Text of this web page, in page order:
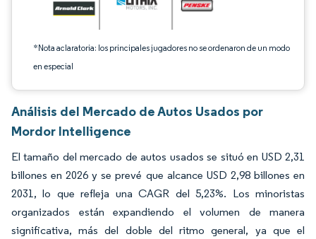
*Nota aclaratoria: los principales jugadores no se ordenaron de un modo
en especial
Análisis del Mercado de Autos Usados por
Mordor Intelligence
El tamaño del mercado de autos usados se situó en USD 2,31
billones en 2026 y se prevé que alcance USD 2,98 billones en
2031, lo que refleja una CAGR del 5,23%. Los minoristas
organizados están expandiendo el volumen de manera
significativa, más del doble del ritmo general, ya que el